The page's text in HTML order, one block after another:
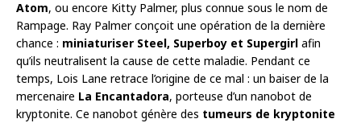
Atom, ou encore Kitty Palmer, plus connue sous le nom de
Rampage. Ray Palmer conçoit une opération de la dernière
chance : miniaturiser Steel, Superboy et Supergirl afin
qu’ils neutralisent la cause de cette maladie. Pendant ce
temps, Lois Lane retrace l’origine de ce mal : un baiser de la
mercenaire La Encantadora, porteuse d’un nanobot de
kryptonite. Ce nanobot génère des tumeurs de kryptonite